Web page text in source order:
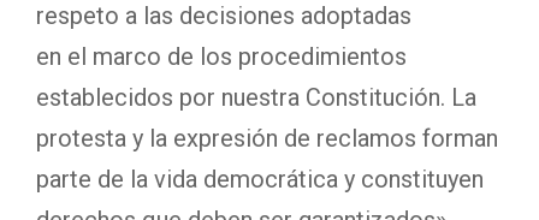
respeto a las decisiones adoptadas
en el marco de los procedimientos
establecidos por nuestra Constitución. La
protesta y la expresión de reclamos forman
parte de la vida democrática y constituyen